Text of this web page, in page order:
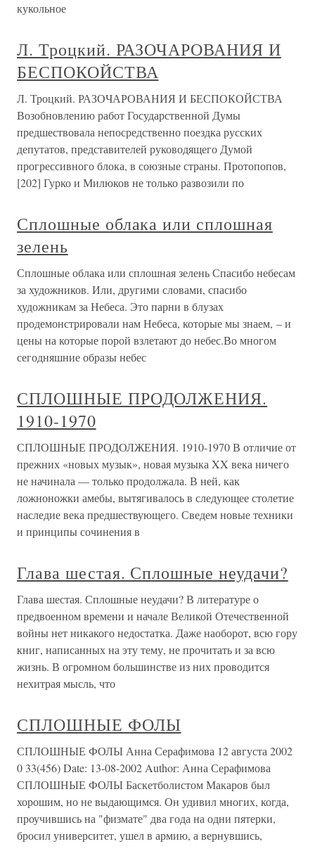
кукольное
Л. Троцкий. РАЗОЧАРОВАНИЯ И
БЕСПОКОЙСТВА
Л. Троцкий. РАЗОЧАРОВАНИЯ И БЕСПОКОЙСТВА
Возобновлению работ Государственной Думы
предшествовала непосредственно поездка русских
депутатов, представителей руководящего Думой
прогрессивного блока, в союзные страны. Протопопов,
[202] Гурко и Милюков не только развозили по
Сплошные облака или сплошная
зелень
Сплошные облака или сплошная зелень Спасибо небесам
за художников. Или, другими словами, спасибо
художникам за Небеса. Это парни в блузах
продемонстрировали нам Небеса, которые мы знаем, – и
цены на которые порой взлетают до небес.Во многом
сегодняшние образы небес
СПЛОШНЫЕ ПРОДОЛЖЕНИЯ.
1910-1970
СПЛОШНЫЕ ПРОДОЛЖЕНИЯ. 1910-1970 В отличие от
прежних «новых музык», новая музыка XX века ничего
не начинала — только продолжала. В ней, как
ложноножки амебы, вытягивалось в следующее столетие
наследие века предшествующего. Сведем новые техники
и принципы сочинения в
Глава шестая. Сплошные неудачи?
Глава шестая. Сплошные неудачи? В литературе о
предвоенном времени и начале Великой Отечественной
войны нет никакого недостатка. Даже наоборот, всю гору
книг, написанных на эту тему, не прочитать и за всю
жизнь. В огромном большинстве из них проводится
нехитрая мысль, что
СПЛОШНЫЕ ФОЛЫ
СПЛОШНЫЕ ФОЛЫ Анна Серафимова 12 августа 2002
0 33(456) Date: 13-08-2002 Author: Анна Серафимова
СПЛОШНЫЕ ФОЛЫ Баскетболистом Макаров был
хорошим, но не выдающимся. Он удивил многих, когда,
проучившись на "физмате" два года на одни пятерки,
бросил университет, ушел в армию, а вернувшись,